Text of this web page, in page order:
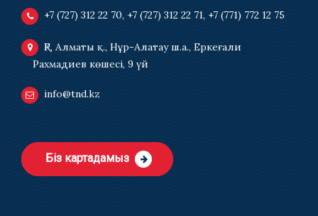
+7 (727) 312 22 70, +7 (727) 312 22 71, +7 (771) 772 12 75
ҚР, Алматы қ., Нұр-Алатау ш.а., Еркеғали
Рахмадиев көшесі, 9 үй
info@tnd.kz
Біз картадамыз